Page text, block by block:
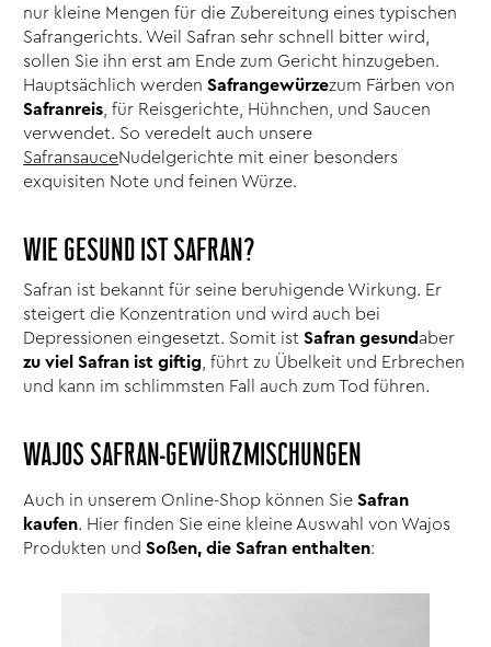
nur kleine Mengen für die Zubereitung eines typischen
Safrangerichts. Weil Safran sehr schnell bitter wird,
sollen Sie ihn erst am Ende zum Gericht hinzugeben.
Hauptsächlich werdenSafrangewürzezum Färben von
Safranreis, für Reisgerichte, Hühnchen, und Saucen
verwendet. So veredelt auch unsere
SafransauceNudelgerichte mit einer besonders
exquisiten Note und feinen Würze.
WIE GESUND IST SAFRAN?
Safran ist bekannt für seine beruhigende Wirkung. Er
steigert die Konzentration und wird auch bei
Depressionen eingesetzt. Somit istSafran gesundaber
zu viel Safran ist giftig, führt zu Übelkeit und Erbrechen
und kann im schlimmsten Fall auch zum Tod führen.
WAJOS SAFRAN-GEWÜRZMISCHUNGEN
Auch in unserem Online-Shop können SieSafran
kaufen. Hier finden Sie eine kleine Auswahl von Wajos
Produkten undSoßen, die Safran enthalten: